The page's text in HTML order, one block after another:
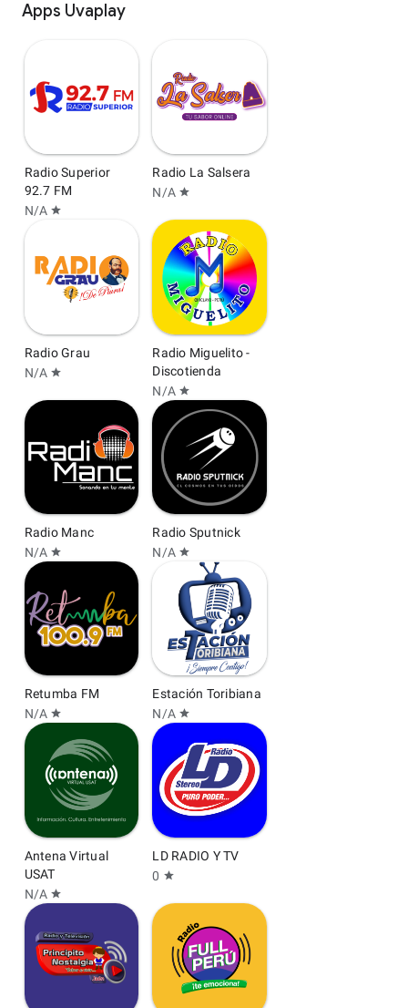
Apps Uvaplay
Radio Superior
92.7 FM
N/A star
Radio La Salsera
N/A star
Radio Grau
N/A star
Radio Miguelito -
Discotienda
N/A star
Radio Manc
N/A star
Radio Sputnick
N/A star
Retumba FM
N/A star
Estación Toribiana
N/A star
Antena Virtual
USAT
N/A star
LD RADIO Y TV
0 star